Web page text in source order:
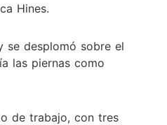
Hines.
se desplomó sobre el
las piernas como
de trabajo, con tres